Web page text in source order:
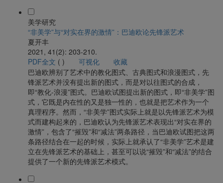
美学研究
“非美学”与“对实在界的激情”：巴迪欧论先锋派艺术
夏开丰
2021, 41(2): 203-210.
PDF全文 ( ) 可视化
收藏
巴迪欧辨别了艺术中的教化图式、古典图式和浪漫图式，先
锋派艺术并没有提出新的图式，而是对以往图式的合成，
即“教化-浪漫”图式。巴迪欧试图提出新的图式，即“非美学”图
式，它既是内在性的又是独一性的，也就是把艺术作为一个
真理程序。然而，“非美学”图式实际上就是以先锋派艺术为模
式而建构起来的，巴迪欧认为先锋派艺术表现出“对实在界的
激情”，包含了“摧毁”和“减法”两条路径，当巴迪欧试图把这两
条路径结合在一起的时候，实际上就承认了“非美学”艺术是建
立在先锋派艺术的基础上，甚至可以说“摧毁”和“减法”的结合
提供了一个新的先锋派艺术模式。